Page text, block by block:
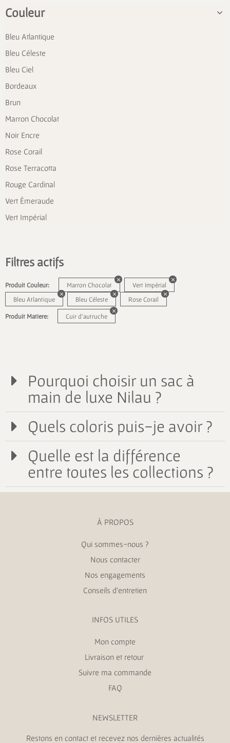
Couleur
Bleu Atlantique
Bleu Céleste
Bleu Ciel
Bordeaux
Brun
Marron Chocolat
Noir Encre
Rose Corail
Rose Terracotta
Rouge Cardinal
Vert Émeraude
Vert Impérial
Filtres actifs
Produit Couleur: Marron Chocolat
Vert Impérial
Bleu Atlantique
Bleu Céleste Rose Corail
Produit Matiere: Cuir d'autruche
Pourquoi choisir un sac à
main de luxe Nilau ?
Quels coloris puis-je avoir ?
Quelle est la différence
entre toutes les collections ?
À PROPOS
Qui sommes-nous ?
Nous contacter
Nos engagements
Conseils d’entretien
INFOS UTILES
Mon compte
Livraison et retour
Suivre ma commande
FAQ
NEWSLETTER
Restons en contact et recevez nos dernières actualités